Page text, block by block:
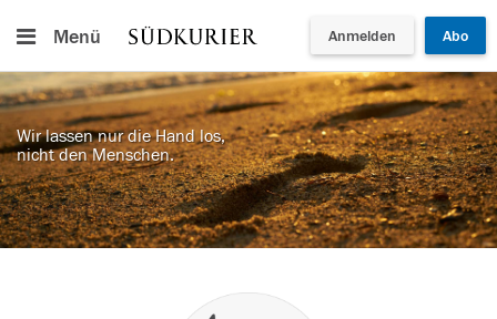
Menü Anmelden Abo
Wir lassen nur die Hand los,
nicht den Menschen.